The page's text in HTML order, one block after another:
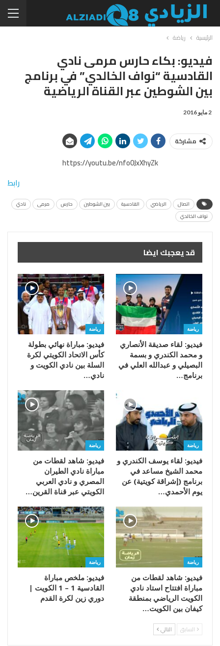
الرئيسية رياضة
فيديو: بكاء حارس مرمى نادي
القادسية “نواف الخالدي” في برنامج
بين الشوطين عبر القناة الرياضية
2 مايو 2016
مشاركة
https://youtu.be/nfo0JxXhyZk
رابط
اتصال الرياضي القادسية بين الشوطين حارس مرمى
نادي
نواف الخالدي
قد يعجبك ايضا
رياضة
فيديو: لقاء صديقة الأنصاري
و محمد الكندري و بسمة
البصيلي و عبدالله العلي في
برنامج…
رياضة
فيديو: مباراة نهائي بطولة
كأس الاتحاد الكويتي لكرة
السلة بين نادي الكويت و
نادي…
رياضة
فيديو: لقاء يوسف الكندري و
محمد الشيخ مساعد في
برنامج (إشراقة كويتية) عن
يوم الأحمدي…
رياضة
فيديو: شاهد لقطات من
مباراة نادي الطيران
المصري و نادي العربي
الكويتي عبر قناة القرين…
رياضة
فيديو: شاهد لقطات من
مباراة افتتاح استاد نادي
الكويت الرياضي بمنطقة
كيفان بين الكويت…
رياضة
فيديو: ملخص مباراة
القادسية 1 – 1 الكويت |
دوري زين لكرة القدم
السابق التالي